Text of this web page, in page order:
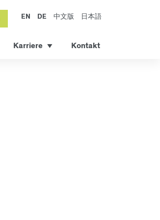
EN DE 中文版 日本語
Karriere Kontakt